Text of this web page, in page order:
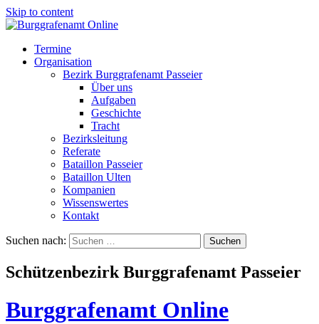
Skip to content
Termine
Organisation
Bezirk Burggrafenamt Passeier
Über uns
Aufgaben
Geschichte
Tracht
Bezirksleitung
Referate
Bataillon Passeier
Bataillon Ulten
Kompanien
Wissenswertes
Kontakt
Suchen nach:
Schützenbezirk Burggrafenamt Passeier
Burggrafenamt Online